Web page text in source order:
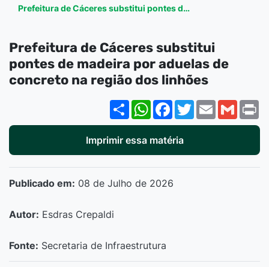
Prefeitura de Cáceres substitui pontes d…
Prefeitura de Cáceres substitui
pontes de madeira por aduelas de
concreto na região dos linhões
ShareWhatsApp
Facebook
Twitter
EmailGmail
Imprimir essa matéria
Publicado em: 08 de Julho de 2026
Autor: Esdras Crepaldi
Fonte: Secretaria de Infraestrutura